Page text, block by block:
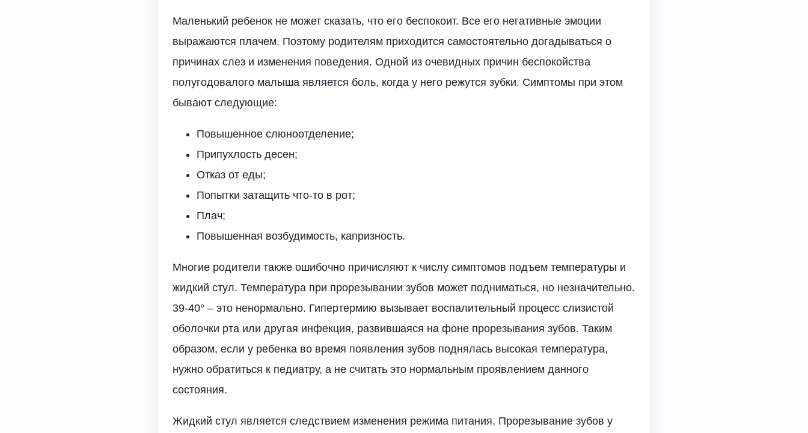
Маленький ребенок не может сказать, что его беспокоит. Все его негативные эмоции
выражаются плачем. Поэтому родителям приходится самостоятельно догадываться о
причинах слез и изменения поведения. Одной из очевидных причин беспокойства
полугодовалого малыша является боль, когда у него режутся зубки. Симптомы при этом
бывают следующие:
Повышенное слюноотделение;
Припухлость десен;
Отказ от еды;
Попытки затащить что-то в рот;
Плач;
Повышенная возбудимость, капризность.
Многие родители также ошибочно причисляют к числу симптомов подъем температуры и
жидкий стул. Температура при прорезывании зубов может подниматься, но незначительно.
39-40° – это ненормально. Гипертермию вызывает воспалительный процесс слизистой
оболочки рта или другая инфекция, развившаяся на фоне прорезывания зубов. Таким
образом, если у ребенка во время появления зубов поднялась высокая температура,
нужно обратиться к педиатру, а не считать это нормальным проявлением данного
состояния.
Жидкий стул является следствием изменения режима питания. Прорезывание зубов у